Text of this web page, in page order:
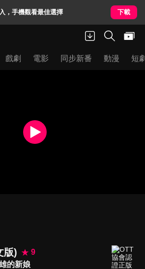
，手機觀看最佳選擇 下載
戲劇 電影 同步新番 動漫 短
版)
9
的新娘